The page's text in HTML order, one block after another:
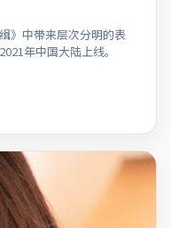
》中带来层次分明的表
年中国大陆上线。